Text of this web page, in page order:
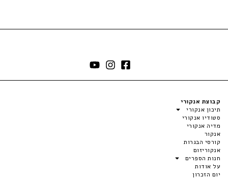
קבוצת אנקורי
תיכון אנקורי
סטודיו אנקורי
מדיה אנקורי
אנקור
קורסי הבגרות
אנקוריזום
חנות הספרים
על אודות
יום הזכרון